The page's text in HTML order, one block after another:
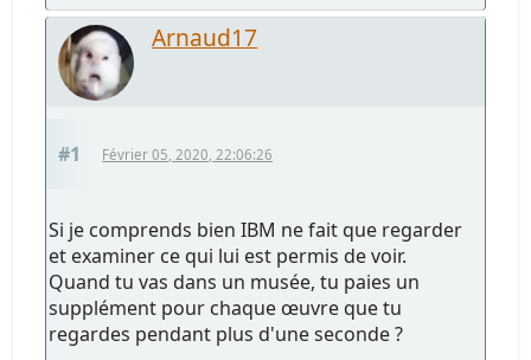
Arnaud17
#1 Février 05, 2020, 22:06:26
Si je comprends bien IBM ne fait que regarder
et examiner ce qui lui est permis de voir.
Quand tu vas dans un musée, tu paies un
supplément pour chaque œuvre que tu
regardes pendant plus d'une seconde ?